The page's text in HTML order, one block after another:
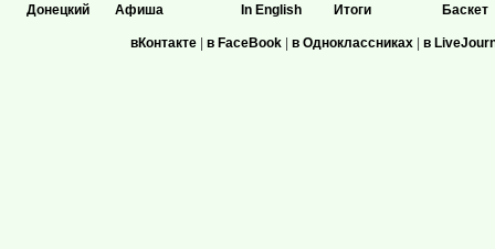
Донецкий
Афиша
In English
Итоги
Баскет
вКонтакте | в FaceBook | в Одноклассниках | в